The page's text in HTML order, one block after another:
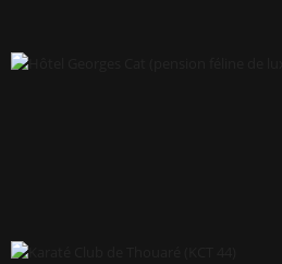
PÉTILLANTES RH
HÔTEL GEORGES CAT (PENSION